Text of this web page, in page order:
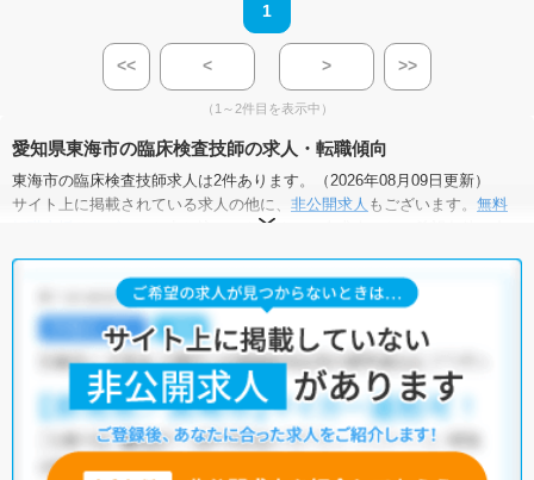
1
<< < > >>
（1～2件目を表示中）
愛知県東海市の臨床検査技師の求人・転職傾向
東海市の臨床検査技師求人は2件あります。（2026年08月09日更新）
サイト上に掲載されている求人の他に、 非公開求人 もございます。 無料
にお申し込みいただくと、全求人からご希望条件に合
東海市の臨床検査技師求人では以下のような条件が人気です。
積極採用中・住宅手当・補助あり・ 正社員(正職員)
リニック
他の条件でも人気の求人がございますので、「こだわり条件」から検索
いただくか、お気軽にお問い合わせください。
全国の臨床検査技師求人から検索いただくことも可能です。